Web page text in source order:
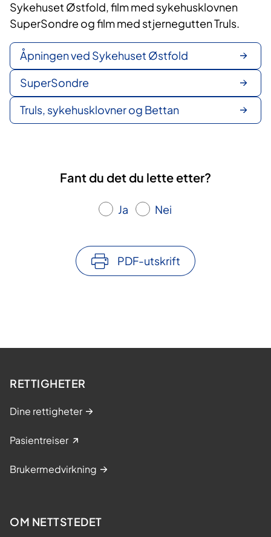
Sykehuset Østfold, film med sykehusklovnen
SuperSondre og film med stjernegutten Truls.
Åpningen ved Sykehuset Østfold
SuperSondre
Truls, sykehusklovner og Bettan
Fant du det du lette etter?
Ja Nei
PDF-utskrift
RETTIGHETER
Dine rettigheter
Pasientreiser
Brukermedvirkning
OM NETTSTEDET